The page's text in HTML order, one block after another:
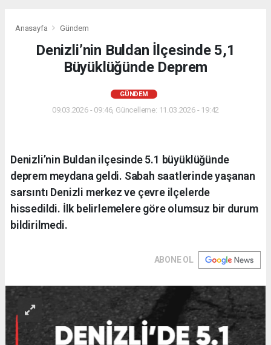
Anasayfa Gündem
Denizli’nin Buldan İlçesinde 5,1
Büyüklüğünde Deprem
GÜNDEM
09.03.2026 - 09:46, Güncelleme: 11.03.2026 - 19:42
Denizli’nin Buldan ilçesinde 5.1 büyüklüğünde
deprem meydana geldi. Sabah saatlerinde yaşanan
sarsıntı Denizli merkez ve çevre ilçelerde
hissedildi. İlk belirlemelere göre olumsuz bir durum
bildirilmedi.
ABONE OL